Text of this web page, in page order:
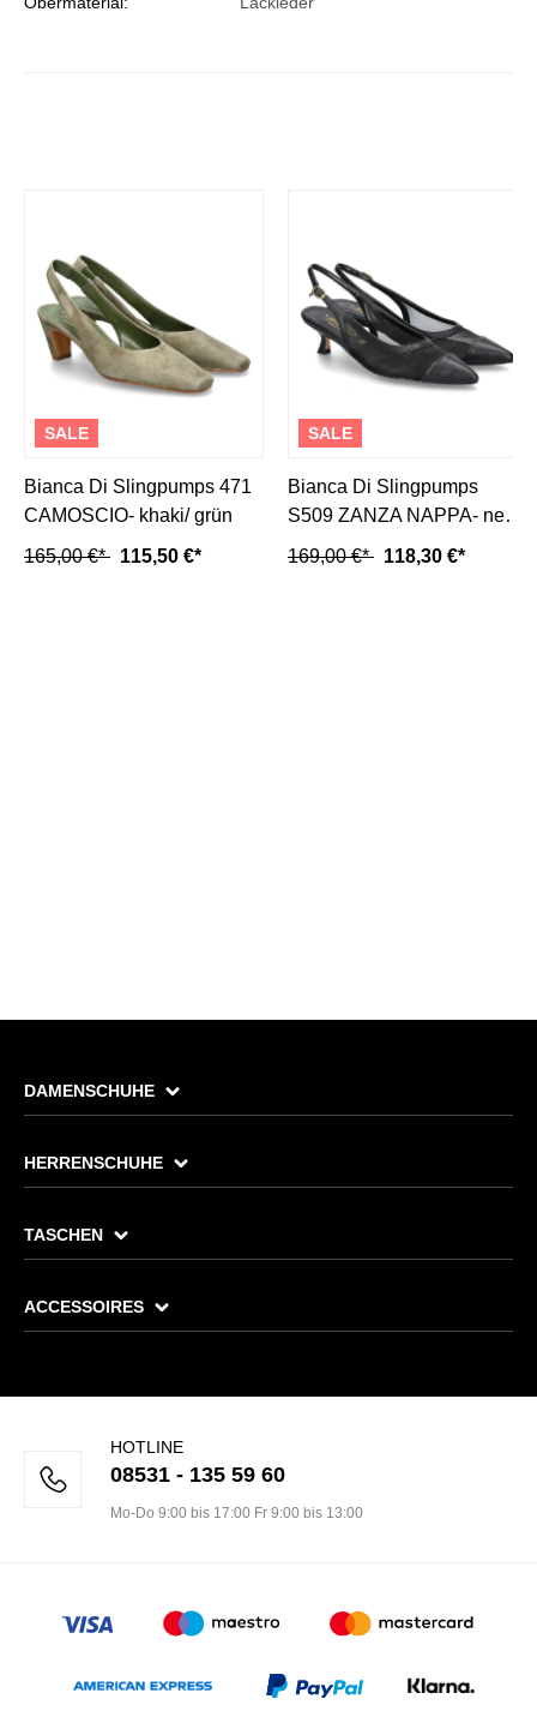
SALE
Bianca Di Slingpumps 471
CAMOSCIO- khaki/ grün
165,00 €* 115,50 €*
SALE
Bianca Di Slingpumps
S509 ZANZA NAPPA- nero/
schwarz
169,00 €* 118,30 €*
DAMENSCHUHE
HERRENSCHUHE
TASCHEN
ACCESSOIRES
HOTLINE
08531 - 135 59 60
Mo-Do 9:00 bis 17:00 Fr 9:00 bis 13:00